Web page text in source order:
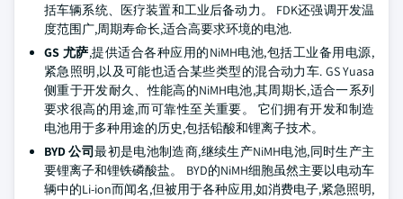
括车辆系统、医疗装置和工业后备动力。 FDK还强调开发温
度范围广,周期寿命长,适合高要求环境的电池.
GS 尤萨,提供适合各种应用的NiMH电池,包括工业备用电源,
紧急照明,以及可能也适合某些类型的混合动力车. GS Yuasa
侧重于开发耐久、性能高的NiMH电池,其周期长,适合一系列
要求很高的用途,而可靠性至关重要。 它们拥有开发和制造
电池用于多种用途的历史,包括铅酸和锂离子技术。
BYD 公司最初是电池制造商,继续生产NiMH电池,同时生产主
要锂离子和锂铁磷酸盐。 BYD的NiMH细胞虽然主要以电动车
辆中的Li-ion而闻名,但被用于各种应用,如消费电子,紧急照明,